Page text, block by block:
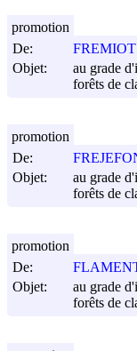
De:
Objet:
au grade
forêts de
promotion
De:
Objet:
au grade
forêts de
promotion
De:
Objet:
au grade
forêts de
promotion